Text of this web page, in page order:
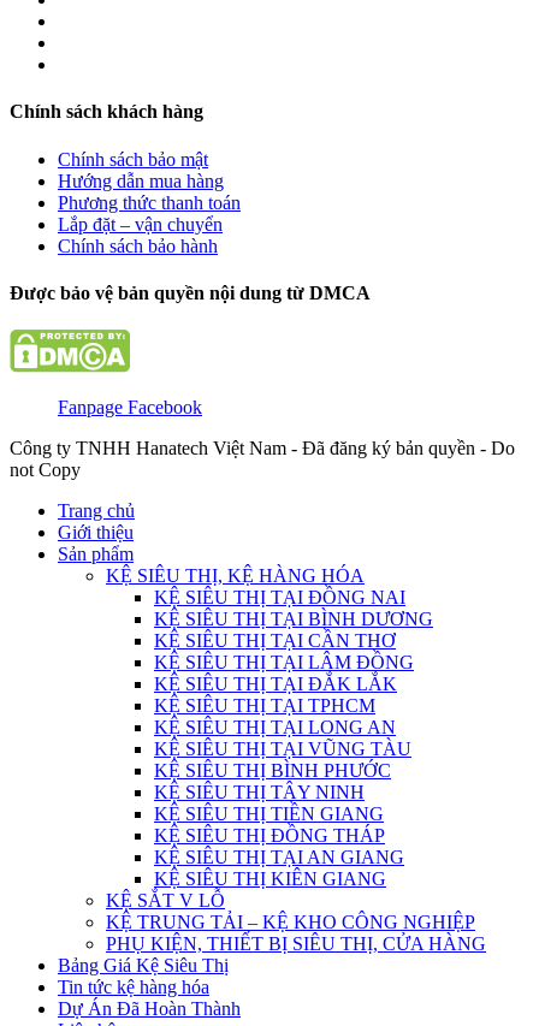
Chính sách khách hàng
Chính sách bảo mật
Hướng dẫn mua hàng
Phương thức thanh toán
Lắp đặt – vận chuyển
Chính sách bảo hành
Được bảo vệ bản quyền nội dung từ DMCA
Fanpage Facebook
Công ty TNHH Hanatech Việt Nam - Đã đăng ký bản quyền - Do
not Copy
Trang chủ
Giới thiệu
Sản phẩm
KỆ SIÊU THỊ, KỆ HÀNG HÓA
KỆ SIÊU THỊ TẠI ĐỒNG NAI
KỆ SIÊU THỊ TẠI BÌNH DƯƠNG
KỆ SIÊU THỊ TẠI CẦN THƠ
KỆ SIÊU THỊ TẠI LÂM ĐỒNG
KỆ SIÊU THỊ TẠI ĐẮK LẮK
KỆ SIÊU THỊ TẠI TPHCM
KỆ SIÊU THỊ TẠI LONG AN
KỆ SIÊU THỊ TẠI VŨNG TÀU
KỆ SIÊU THỊ BÌNH PHƯỚC
KỆ SIÊU THỊ TÂY NINH
KỆ SIÊU THỊ TIỀN GIANG
KỆ SIÊU THỊ ĐỒNG THÁP
KỆ SIÊU THỊ TẠI AN GIANG
KỆ SIÊU THỊ KIÊN GIANG
KỆ SẮT V LỖ
KỆ TRUNG TẢI – KỆ KHO CÔNG NGHIỆP
PHỤ KIỆN, THIẾT BỊ SIÊU THỊ, CỬA HÀNG
Bảng Giá Kệ Siêu Thị
Tin tức kệ hàng hóa
Dự Án Đã Hoàn Thành